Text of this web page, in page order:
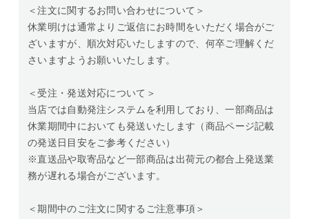
＜注文に関するお問い合わせについて＞
休業明けは通常よりご返信にお時間をいただく場合がご
ざいますが、順次対応いたしますので、何卒ご理解くだ
さいますようお願いいたします。
＜受注・発送対応について＞
当店では自動発注システムを利用しており、一部商品は
休業期間中においても発送いたします（商品ページ記載
の発送日目安をご参考ください）
※直送品や取寄品など一部商品は出荷元の都合上発送業
務が遅れる場合がございます。
＜期間中のご注文に関するご注意事項＞